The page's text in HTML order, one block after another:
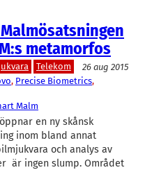
metamorfos
Telekom
26 aug 2015
, Precise Biometrics
Malm
en ny skånsk
inom bland annat
och analys av
är ingen slump. Området